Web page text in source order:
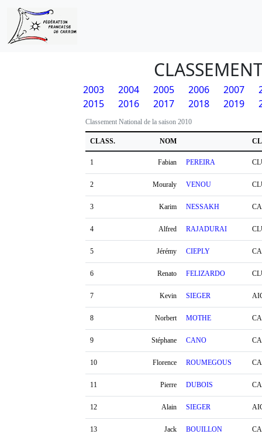
2003 2004 2005 2006 2007
2015
2016 2017 2018 2019
Classement National de la saison 2010
CLASS. NOM
1 Fabian PEREIRA
2 Mouraly VENOU
3 Karim NESSAKH
4 Alfred RAJADURAI
5 Jérémy CIEPLY
6 Renato FELIZARDO
7 Kevin SIEGER
8 Norbert MOTHE
9 Stéphane CANO
10 Florence ROUMEGOUS
11 Pierre DUBOIS
12 Alain SIEGER
13 Jack BOUILLON